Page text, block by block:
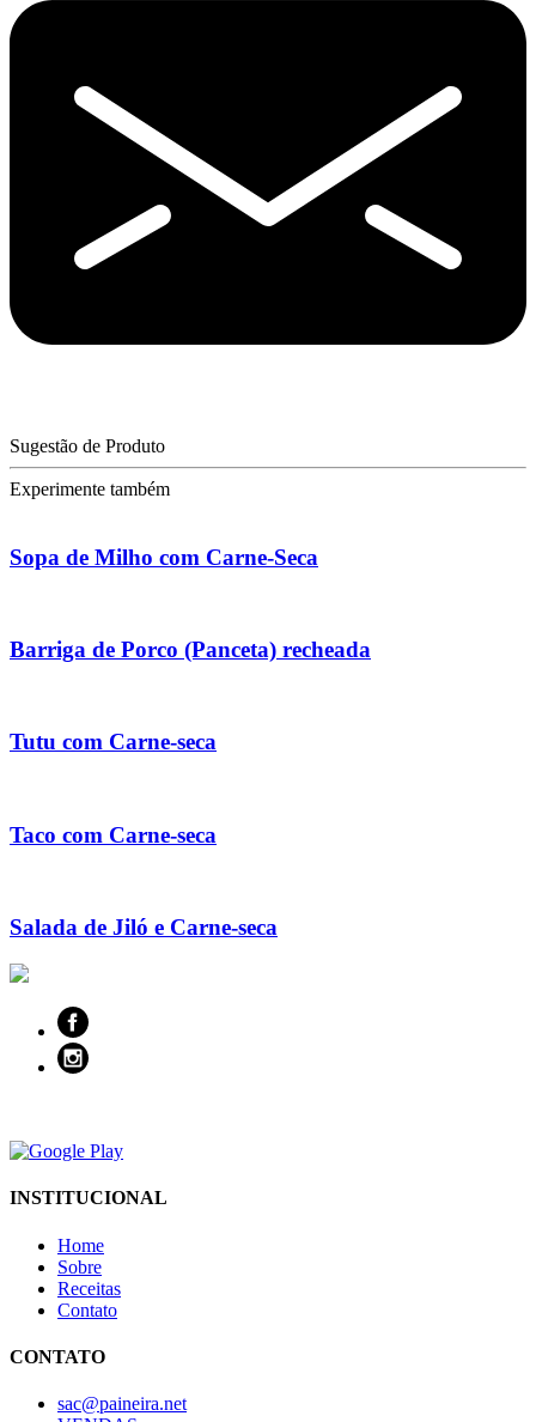
Sugestão de Produto
Experimente também
Sopa de Milho com Carne-Seca
Barriga de Porco (Panceta) recheada
Tutu com Carne-seca
Taco com Carne-seca
Salada de Jiló e Carne-seca
INSTITUCIONAL
Home
Sobre
Receitas
Contato
CONTATO
sac@paineira.net